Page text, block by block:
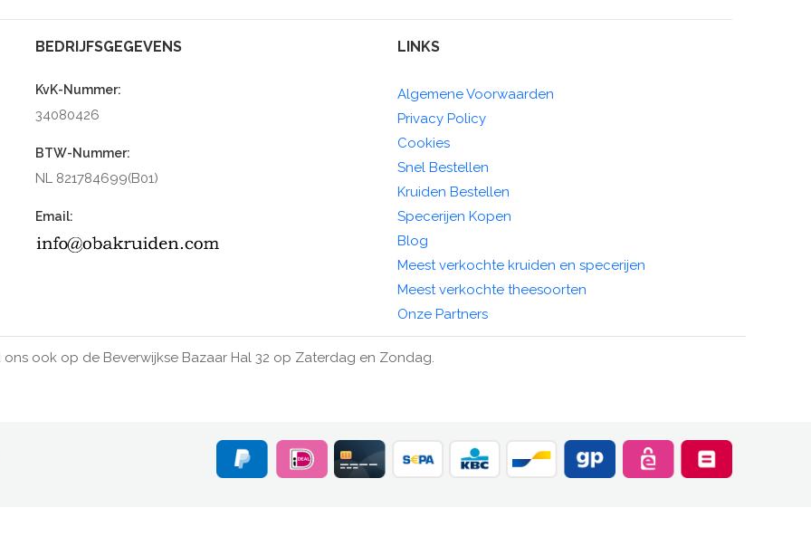
BEDRIJFSGEGEVENS
KvK-Nummer:
34080426
BTW-Nummer:
NL 821784699(B01)
Email:
LINKS
Algemene Voorwaarden
Privacy Policy
Cookies
Snel Bestellen
Kruiden Bestellen
Specerijen Kopen
Blog
Meest verkochte kruiden en specerijen
Meest verkochte theesoorten
Onze Partners
ons ook op de Beverwijkse Bazaar Hal 32 op Zaterdag en Zondag.